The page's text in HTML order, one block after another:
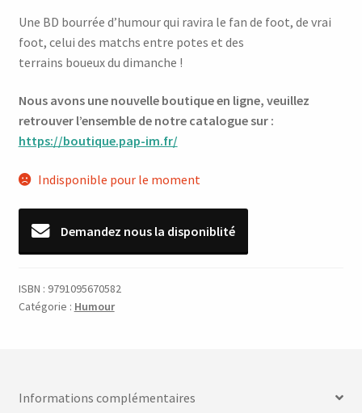
Une BD bourrée d’humour qui ravira le fan de foot, de vrai
foot, celui des matchs entre potes et des
terrains boueux du dimanche !
Nous avons une nouvelle boutique en ligne, veuillez
retrouver l’ensemble de notre catalogue sur :
https://boutique.pap-im.fr/
Indisponible pour le moment
Demandez nous la disponiblité
ISBN : 9791095670582
Catégorie : Humour
Informations complémentaires